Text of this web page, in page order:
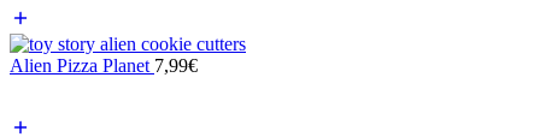
Alien Pizza Planet 7,99€